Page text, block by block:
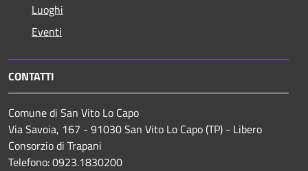
Luoghi
Eventi
CONTATTI
Comune di San Vito Lo Capo
Via Savoia, 167 - 91030 San Vito Lo Capo (TP) - Libero
Consorzio di Trapani
Telefono: 0923.1830200